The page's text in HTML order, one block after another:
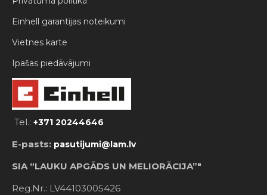
Einhell garantijas noteikumi
Vietnes karte
Ipašas piedāvājumi
Tel.: +371 20244646
E-pasts: pasutijumi@lam.lv
SIA “LAUKU APGĀDS UN MELIORĀCIJA”"
Reg.Nr.: LV44103005426